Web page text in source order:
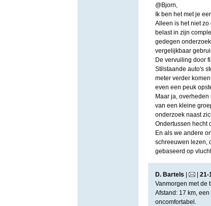
@Bjorn,
Ik ben het met je
Alleen is het niet
belast in zijn
gedegen
vergelijkbaar
De vervuiling door
Stilstaande auto's
meter verder
even een peuk
Maar ja,
van een kleine
onderzoek naast
Ondertussen hecht
En als we andere
schreeuwen lezen,
gebaseerd op
D. Bartels | 21-
Vanmorgen met de
Afstand: 17 km,
oncomfortabel.